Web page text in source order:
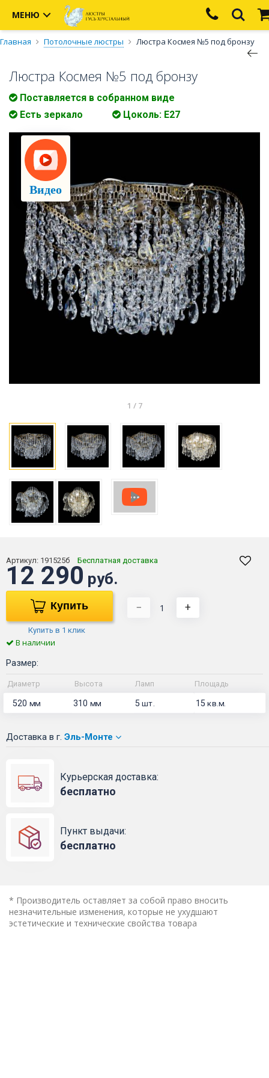
МЕНЮ
Главная Потолочные люстры Люстра Космея №5 под бронзу
Люстра Космея №5 под бронзу
Поставляется в собранном виде
Есть зеркало
Цоколь: Е27
Видео
1 / 7
Артикул: 191525б Бесплатная доставка
12 290 руб.
Купить
Купить в 1 клик
− +
В наличии
Размер:
Диаметр Высота Ламп Площадь
520 мм 310 мм 5шт. 15кв.м.
Доставка в г. Эль-Монте
Курьерская доставка:
бесплатно
Пункт выдачи:
бесплатно
* Производитель оставляет за собой право вносить
незначительные изменения, которые не ухудшают
эстетические и технические свойства товара